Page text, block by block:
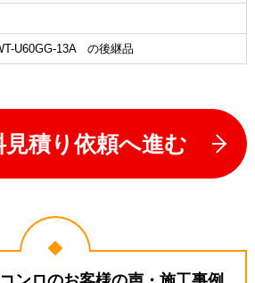
U60GG-13A の後継品
見積り依頼へ進む